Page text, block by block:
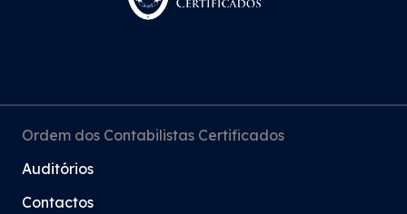
Ordem dos Contabilistas Certificados
Auditórios
Contactos